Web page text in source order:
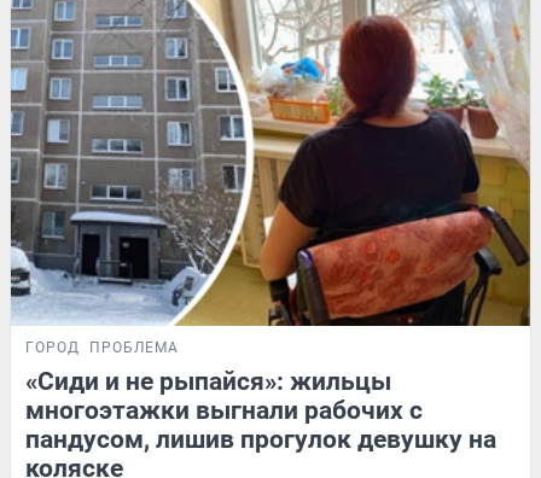
ГОРОД ПРОБЛЕМА
«Сиди и не рыпайся»: жильцы
многоэтажки выгнали рабочих с
пандусом, лишив прогулок девушку на
коляске